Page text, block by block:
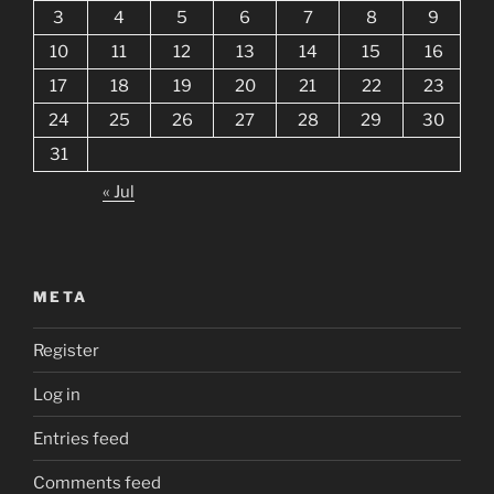
3 4 5 6 7 8
9
10
11 12 13 14 15
16
17
18 19 20 21 22
23
24
25 26 27 28 29
30
31
« Jul
META
Register
Log in
Entries feed
Comments feed